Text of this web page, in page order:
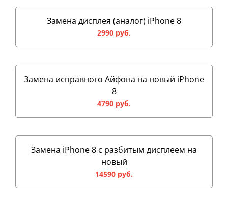
Замена дисплея (аналог) iPhone 8
2990 руб.
Замена исправного Айфона на новый iPhone
8
4790 руб.
Замена iPhone 8 с разбитым дисплеем на
новый
14590 руб.